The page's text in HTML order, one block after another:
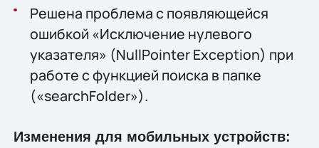
Решена проблема с появляющейся
ошибкой «Исключение нулевого
указателя» (NullPointer Exception) при
работе с функцией поиска в папке
(«searchFolder»).
Изменения для мобильных устройств: